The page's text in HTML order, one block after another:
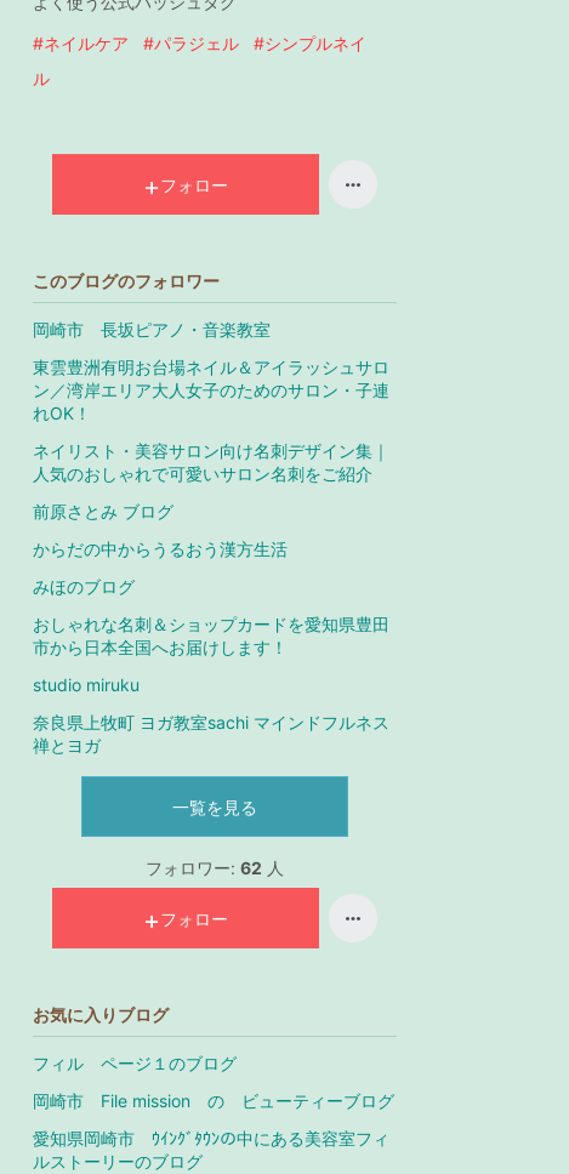
#ネイルケア #パラジェル
#シンプルネイ
ル
フォロー
このブログのフォロワー
岡崎市 長坂ピアノ・音楽教室
東雲豊洲有明お台場ネイル＆アイラッシュサロ
ン／湾岸エリア大人女子のためのサロン・子連
れOK！
ネイリスト・美容サロン向け名刺デザイン集｜
人気のおしゃれで可愛いサロン名刺をご紹介
前原さとみ ブログ
からだの中からうるおう漢方生活
みほのブログ
おしゃれな名刺＆ショップカードを愛知県豊田
市から日本全国へお届けします！
studio miruku
奈良県上牧町 ヨガ教室sachi マインドフルネス
禅とヨガ
一覧を見る
フォロワー: 62 人
フォロー
お気に入りブログ
フィル ページ１のブログ
岡崎市 File mission の ビューティーブログ
愛知県岡崎市 ｳｲﾝｸﾞﾀｳﾝの中にある美容室フィ
ルストーリーのブログ